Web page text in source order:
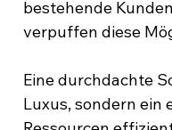
bestehende
verpuffen diese
Eine durchdachte
Luxus, sondern